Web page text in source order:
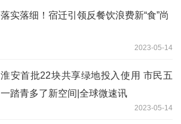
落实落细！宿迁引领反餐饮浪费新“食”尚
2023-05-14
淮安首批22块共享绿地投入使用 市民五
一踏青多了新空间|全球微速讯
2023-05-14